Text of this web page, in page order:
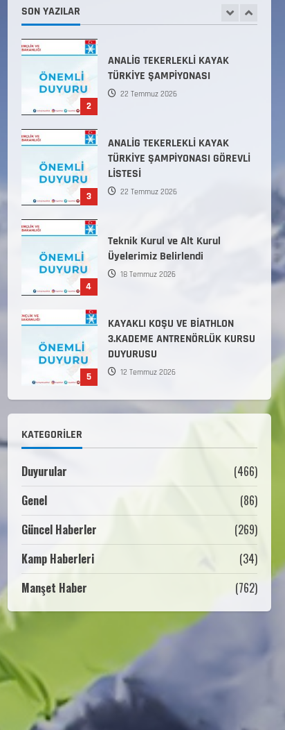
SON YAZILAR
Sözleşmeli Er Temini Başvuruları
Başlamıştır.
2
ANALİG TEKERLEKLİ KAYAK
TÜRKİYE ŞAMPİYONASI
3
ANALİG TEKERLEKLİ KAYAK
TÜRKİYE ŞAMPİYONASI GÖREVLİ
LİSTESİ
4
Üyelerimiz Belirlendi
5
KAYAKLI KOŞU VE BİATHLON
3.KADEME ANTRENÖRLÜK KURSU
DUYURUSU
Millî Savunma Bakanlığı Kara,
Deniz ve Hava Kuvvetleri
(2026-2 Dönem) Sporcu Branşı
2
TÜRKİYE ŞAMPİYONASI
LİSTESİ
22 Temmuz 2026
Teknik Kurul ve Alt Kurul
Üyelerimiz Belirlendi
18 Temmuz 2026
KATEGORILER
Duyurular
(466)
Genel
(86)
Güncel Haberler
(269)
Kamp Haberleri
(34)
Manşet Haber
(762)